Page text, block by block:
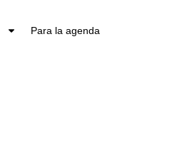
Para la agenda